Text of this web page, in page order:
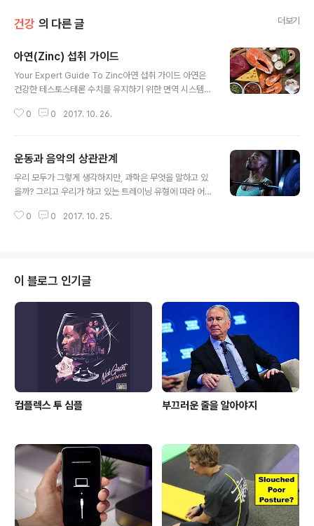
건강 의 다른 글 더보기
아연(Zinc) 섭취 가이드
Your Expert Guide To Zinc아연 섭취 가이드 아연은
건강한 테스토스테론 수치를 유지하기 위한 면역 시스템을
네랄에 필요한 모든 것들을 얻는 방법에 관하여 알아보도
는 것은 귀차니즘이 될 수는 있지만 땀을 뺄 때 마다 아연이
조금씩 손실되기 때문에 아연을 충분히 섭취하지 못한다면
문제가 될 수 있습니다. 이것은 특히 고강도 선수들에게 해
인체 내에서 생산되지 않음으로 식단의 일부로써 섭취해야
0 0 2017. 10. 26.
운동과 음악의 상관관계
우리 모두가 그렇게 생각하지만, 과학은 무엇을 말하고 있
을까? 그리고 우리가 하고 있는 트레이닝 유형에 따라 어떻
들에게 있어 이어 버즈를 꼽고 그들이 즐겨 듣는 음악으로
이 된다. 그러나, 연구결과는 음악과 훈련의 상관성에 관하
여 무엇을 말 할까? 트레이닝 유형에 따라서 영향이 다를
까? 과학을 알아보도록 하자. 멘탈 측면 음악은 스트렝스
트레이너들에게 도움이 되는 영역이다. 아래의 연구결과들
에 따르면 실험 주제들은 피실험자들이 그들이 원하는 음
악을 선택하게 했고, 유의미한 결과를 보였..
0 0 2017. 10. 25.
이 블로그 인기글
컴플렉스 투 심플 부끄러운 줄을 알아야지